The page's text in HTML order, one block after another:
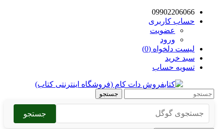
09902206066
حساب کاربری
عضویت
ورود
لیست دلخواه (0)
سبد خرید
تسویه حساب
جستجو
جستجو